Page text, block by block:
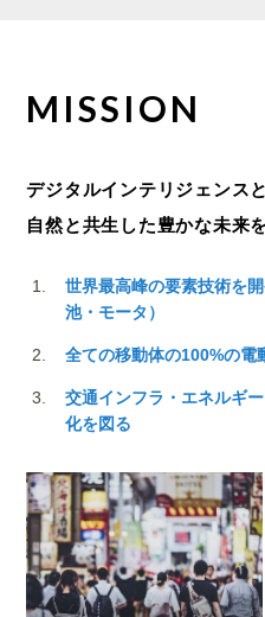
MISSION
デジタルインテリジェンス
自然と共生した豊かな未来
世界最高峰の要素技術を
池・モータ）
全ての移動体の100%の電
交通インフラ・エネルギ
化を図る